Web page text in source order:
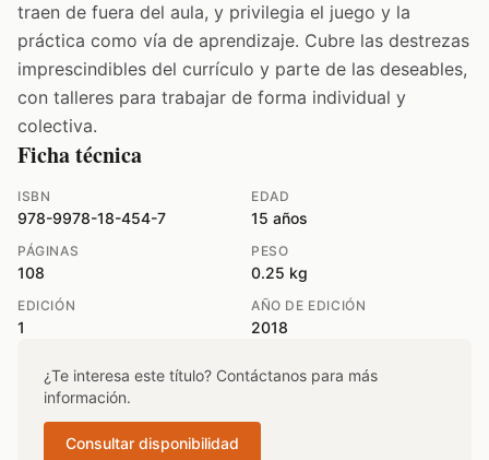
traen de fuera del aula, y privilegia el juego y la
práctica como vía de aprendizaje. Cubre las destrezas
imprescindibles del currículo y parte de las deseables,
con talleres para trabajar de forma individual y
colectiva.
Ficha técnica
ISBN
978-9978-18-454-7
EDAD
15 años
PÁGINAS
108
PESO
0.25 kg
EDICIÓN
1
AÑO DE EDICIÓN
2018
¿Te interesa este título? Contáctanos para más
información.
Consultar disponibilidad